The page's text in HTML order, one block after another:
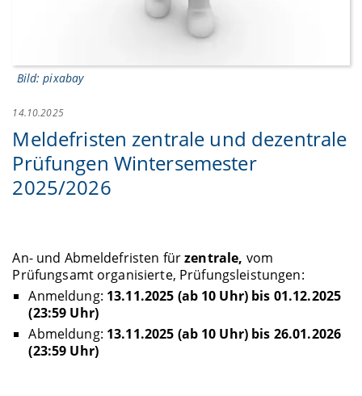
Bild: pixabay
14.10.2025
Meldefristen zentrale und dezentrale
Prüfungen Wintersemester
2025/2026
An- und Abmeldefristen fürzentrale, vom
Prüfungsamt organisierte, Prüfungsleistungen:
Anmeldung: 13.11.2025 (ab 10 Uhr) bis 01.12.2025
(23:59 Uhr)
Abmeldung: 13.11.2025 (ab 10 Uhr) bis 26.01.2026
(23:59 Uhr)